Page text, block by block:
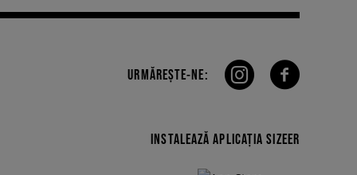
URMĂREȘTE-NE:
INSTALEAZĂ APLICAȚIA SIZEER